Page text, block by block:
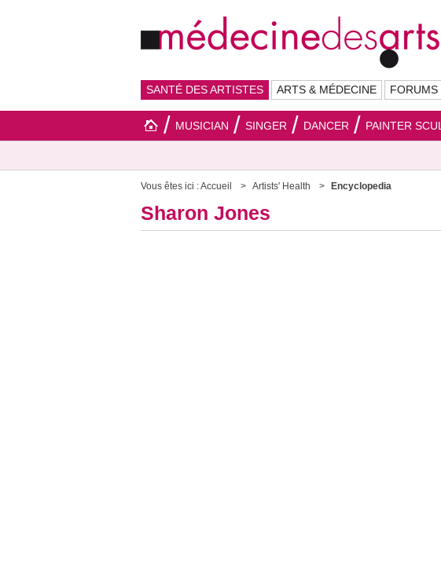
SANTÉ DES ARTISTES ARTS & MÉDECINE FORUMS
MUSICIAN SINGER DANCER PAINTER
Vous êtes ici :Accueil Artists' Health Encyclopedia
Sharon Jones